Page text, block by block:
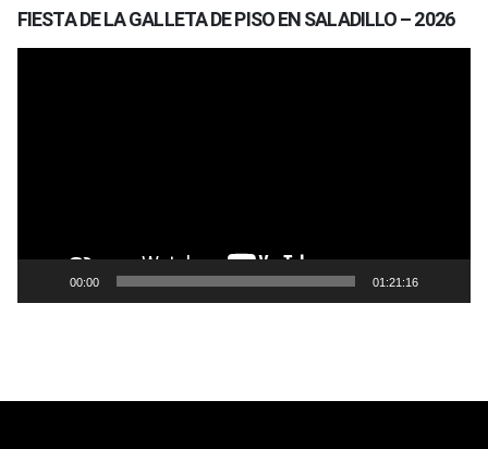
FIESTA DE LA GALLETA DE PISO EN SALADILLO – 2026
00:00 01:21:16